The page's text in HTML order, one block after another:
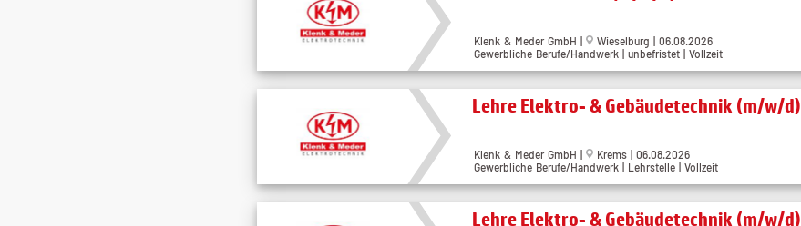
Klenk & Meder GmbH |
Wieselburg | 06.08.2026
Gewerbliche Berufe/Handwerk | unbefristet | Vollzeit
Lehre Elektro- & Gebäudetechnik (m/w/d)
Klenk & Meder GmbH |
Krems | 06.08.2026
Gewerbliche Berufe/Handwerk | Lehrstelle | Vollzeit
Lehre Elektro- & Gebäudetechnik (m/w/d)